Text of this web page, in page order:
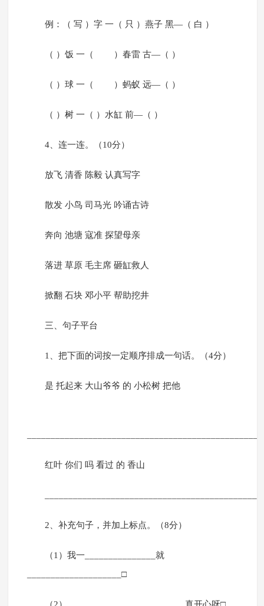
例：（ 写 ）字 一（ 只 ）燕子 黑—（ 白 ）
（ ）饭 一（ ）春雷 古—（ ）
（ ）球 一（ ）蚂蚁 远—（ ）
（ ）树 一（ ）水缸 前—（ ）
4、连一连。（10分）
放飞 清香 陈毅 认真写字
散发 小鸟 司马光 吟诵古诗
奔向 池塘 寇准 探望母亲
落进 草原 毛主席 砸缸救人
掀翻 石块 邓小平 帮助挖井
三、句子平台
1、把下面的词按一定顺序排成一句话。（4分）
是 托起来 大山爷爷 的 小松树 把他
红叶 你们 吗 看过 的 香山
2、补充句子，并加上标点。（8分）
（1）我一_______________就
____________________□